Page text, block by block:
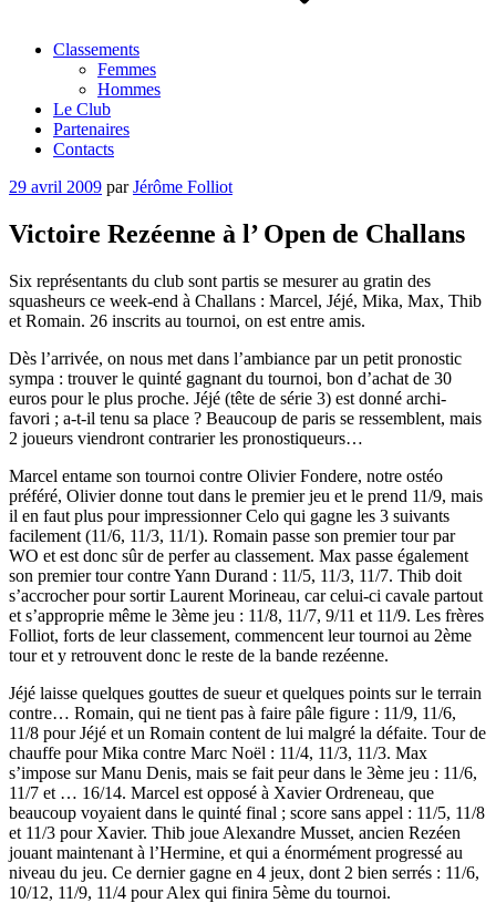
Classements
Femmes
Hommes
Le Club
Partenaires
Contacts
Publié
29 avril 2009 parJérôme Folliot
Victoire Rezéenne à l’ Open de Challans
Six représentants du club sont partis se mesurer au gratin des
squasheurs ce week-end à Challans : Marcel, Jéjé, Mika, Max, Thib
et Romain. 26 inscrits au tournoi, on est entre amis.
Dès l’arrivée, on nous met dans l’ambiance par un petit pronostic
sympa : trouver le quinté gagnant du tournoi, bon d’achat de 30
euros pour le plus proche. Jéjé (tête de série 3) est donné archi-
favori ; a-t-il tenu sa place ? Beaucoup de paris se ressemblent, mais
2 joueurs viendront contrarier les pronostiqueurs…
Marcel entame son tournoi contre Olivier Fondere, notre ostéo
préféré, Olivier donne tout dans le premier jeu et le prend 11/9, mais
il en faut plus pour impressionner Celo qui gagne les 3 suivants
facilement (11/6, 11/3, 11/1). Romain passe son premier tour par
WO et est donc sûr de perfer au classement. Max passe également
son premier tour contre Yann Durand : 11/5, 11/3, 11/7. Thib doit
s’accrocher pour sortir Laurent Morineau, car celui-ci cavale partout
et s’approprie même le 3ème jeu : 11/8, 11/7, 9/11 et 11/9. Les frères
Folliot, forts de leur classement, commencent leur tournoi au 2ème
tour et y retrouvent donc le reste de la bande rezéenne.
Jéjé laisse quelques gouttes de sueur et quelques points sur le terrain
contre… Romain, qui ne tient pas à faire pâle figure : 11/9, 11/6,
11/8 pour Jéjé et un Romain content de lui malgré la défaite. Tour de
chauffe pour Mika contre Marc Noël : 11/4, 11/3, 11/3. Max
s’impose sur Manu Denis, mais se fait peur dans le 3ème jeu : 11/6,
11/7 et … 16/14. Marcel est opposé à Xavier Ordreneau, que
beaucoup voyaient dans le quinté final ; score sans appel : 11/5, 11/8
et 11/3 pour Xavier. Thib joue Alexandre Musset, ancien Rezéen
jouant maintenant à l’Hermine, et qui a énormément progressé au
niveau du jeu. Ce dernier gagne en 4 jeux, dont 2 bien serrés : 11/6,
10/12, 11/9, 11/4 pour Alex qui finira 5ème du tournoi.